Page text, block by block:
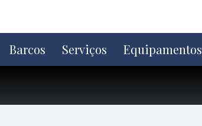
o
conteúdo
Barcos Serviços Equipamentos